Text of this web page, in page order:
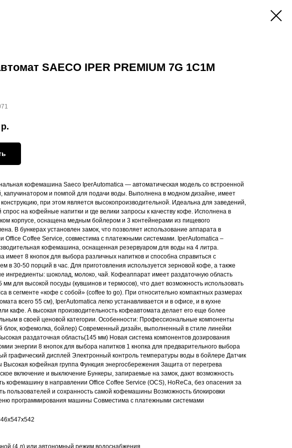
SAECO IPER PREMIUM 7G 1C1M
р.
кофемашина Saeco IperAutomatica — автоматическая модель со встроенной
капучинатором и помпой для подачи воды. Выполнена в модном дизайне, имеет
при этом является высокопроизводительной. Идеальна для заведений,
спрос на кофейные напитки и где велики запросы к качеству кофе. Исполнена в
корпусе, оснащена медным бойлером и 3 контейнерами из пищевого
В бункерах установлен замок, что позволяет использование аппарата в
Office Coffee Service, совместима с платежными системами. IperAutomatica –
кофемашина, оснащенная резервуаром для воды на 4 литра.
имеет 8 кнопок для выбора различных напитков и способна справиться с
в 30-50 порций в час. Для приготовления используется зерновой кофе, а также
ингредиенты: шоколад, молоко, чай. Кофеаппарат имеет раздаточную область
мм для высокой посуды (кувшинов и термосов), что дает возможность использовать
в сегменте «кофе с собой» (coffee to go). При относительно компактных размерах
всего 55 см), IperAutomatica легко устанавливается и в офисе, и в кухне
кафе. А высокая производительность кофеавтомата делает его еще более
в своей ценовой категории. Особенности: Профессиональные компоненты
блок, кофемолка, бойлер) Современный дизайн, выполненный в стиле линейки
раздаточная область(145 мм) Новая система компонентов дозирования
энергии 8 кнопок для выбора напитков 1 кнопка для предварительного выбора
графический дисплей Электронный контроль температуры воды в бойлере Датчик
Высокая кофейная группа Функция энергосбережения Защита от перегрева
включение и выключение Бункеры, запираемые на замок, дают возможность
кофемашину в направлении Office Coffee Service (OCS), HoReСa, без опасения за
пользователей и сохранность самой кофемашины Возможность блокировки
программирования машины Совместима с платежными системами